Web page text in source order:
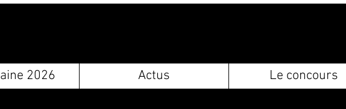
2026 Actus Le concours